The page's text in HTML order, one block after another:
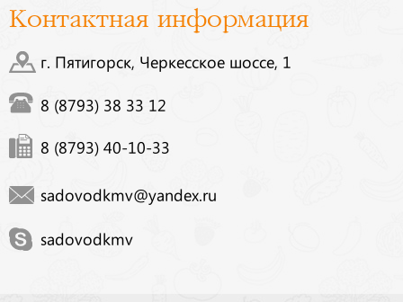
Контактная информация
г. Пятигорск, Черкесское шоссе, 1
8 (8793) 38 33 12
8 (8793) 40-10-33
sadovodkmv@yandex.ru
sadovodkmv